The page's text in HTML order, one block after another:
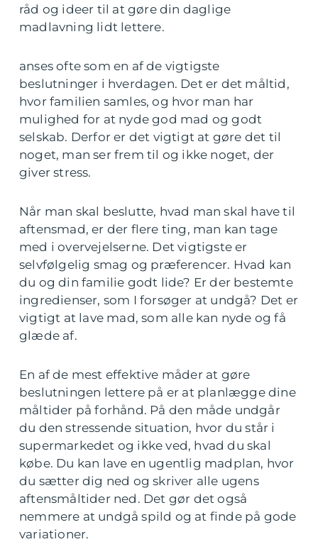
råd og ideer til at gøre din daglige
madlavning lidt lettere.
anses ofte som en af de vigtigste
beslutninger i hverdagen. Det er det måltid,
hvor familien samles, og hvor man har
mulighed for at nyde god mad og godt
selskab. Derfor er det vigtigt at gøre det til
noget, man ser frem til og ikke noget, der
giver stress.
Når man skal beslutte, hvad man skal have til
aftensmad, er der flere ting, man kan tage
med i overvejelserne. Det vigtigste er
selvfølgelig smag og præferencer. Hvad kan
du og din familie godt lide? Er der bestemte
ingredienser, som I forsøger at undgå? Det er
vigtigt at lave mad, som alle kan nyde og få
glæde af.
En af de mest effektive måder at gøre
beslutningen lettere på er at planlægge dine
måltider på forhånd. På den måde undgår
du den stressende situation, hvor du står i
supermarkedet og ikke ved, hvad du skal
købe. Du kan lave en ugentlig madplan, hvor
du sætter dig ned og skriver alle ugens
aftensmåltider ned. Det gør det også
nemmere at undgå spild og at finde på gode
variationer.